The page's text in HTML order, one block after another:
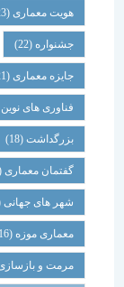
هویت معماری (23)
جشنواره(22)
جایزه معماری (21)
فناوری های نوین
بزرگداشت (18)
گفتمان معماری (17)
شهر های جهانی(17)
معماری موزه(16)
مرمت و بازسازی(16)